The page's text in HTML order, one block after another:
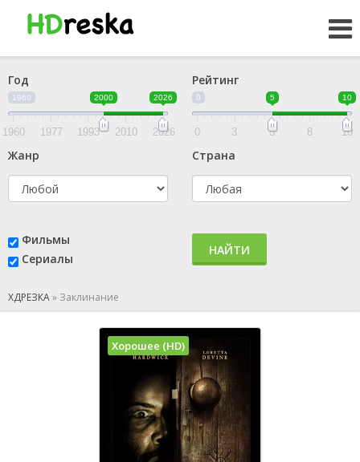
Год
1960 2000 2026
1960 1977 1993 2010 2026
Рейтинг
0 5 10
0 3 5 8 10
Жанр Страна
Фильмы
Сериалы
НАЙТИ
ХДРЕЗКА» Заклинание
Хорошее (HD)